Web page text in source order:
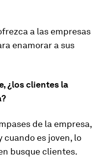
a las empresas
enamorar a sus
¿los clientes la
de la empresa,
cuando es joven, lo
busque clientes.